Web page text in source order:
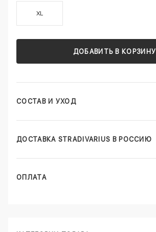
XL
ДОБАВИТЬ В КОРЗИНУ
СОСТАВ И УХОД
ДОСТАВКА STRADIVARIUS В РОССИЮ
ОПЛАТА